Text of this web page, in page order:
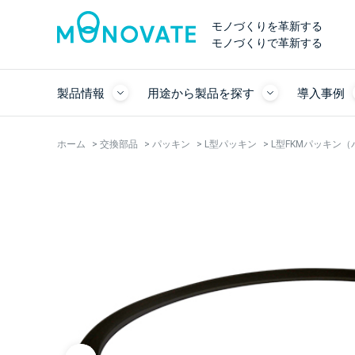
モノづくりを革新する
モノづくりで革新する
製品情報 用途から製品を探す 導入事例
ホーム > 交換部品 > パッキン > L型パッキン > L型FKMパッキン